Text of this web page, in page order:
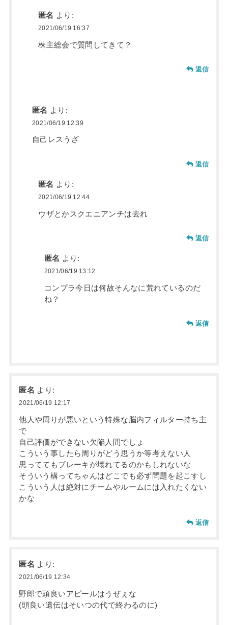
匿名 より:
2021/06/19 16:37
株主総会で質問してきて？
返信
匿名 より:
2021/06/19 12:39
自己レスうざ
返信
匿名 より:
2021/06/19 12:44
ウザとかスクエニアンチは去れ
返信
匿名 より:
2021/06/19 13:12
コンプラ今日は何故そんなに荒れているのだ
ね？
返信
匿名 より:
2021/06/19 12:17
他人や周りが悪いという特殊な脳内フィルター持ち主
で
自己評価ができない欠陥人間でしょ
こういう事したら周りがどう思うか等考えない人
思っててもブレーキが壊れてるのかもしれないな
そういう構ってちゃんはどこでも必ず問題を起こすし
こういう人は絶対にチームやルームには入れたくない
かな
返信
匿名 より:
2021/06/19 12:34
野郎で頭良いアピールはうぜぇな
(頭良い遺伝はそいつの代で終わるのに)